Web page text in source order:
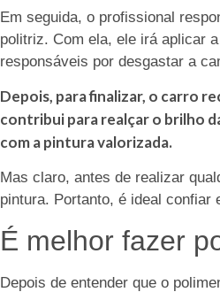
Em seguida, o profissional
politriz. Com ela, ele irá aplicar
responsáveis por desgastar a
Depois, para finalizar, o carro
contribui para realçar o brilho
com a pintura valorizada.
Mas claro, antes de realizar
pintura. Portanto, é ideal confiar
É melhor fazer
Depois de entender que o